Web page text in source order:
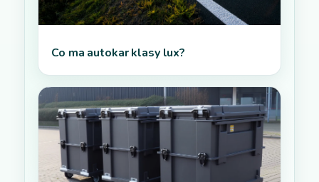
Co ma autokar klasy lux?